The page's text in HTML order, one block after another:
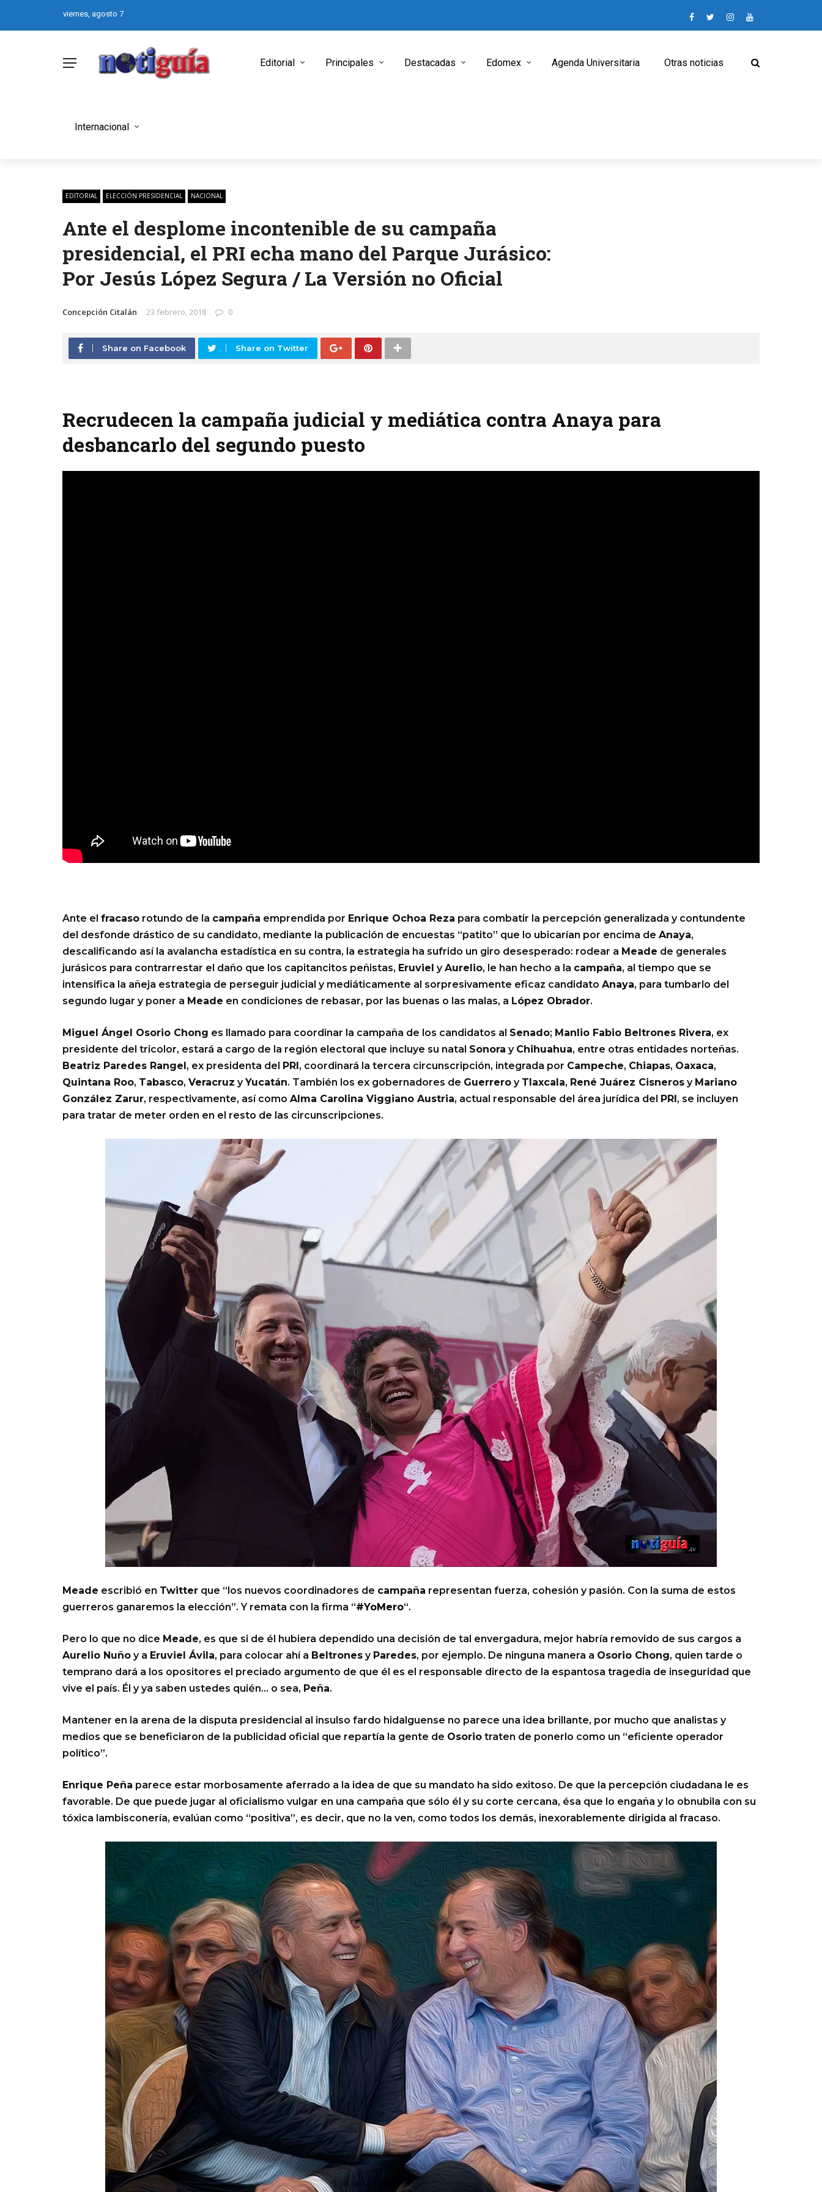
viernes, agosto 7
Editorial Principales Destacadas Edomex Agenda Universitaria Otras noticias
Internacional
EDITORIAL ELECCIÓN PRESIDENCIAL NACIONAL
Ante el desplome incontenible de su campaña
presidencial, el PRI echa mano del Parque Jurásico:
Por Jesús López Segura / La Versión no Oficial
Concepción Citalán 23 febrero, 2018 0
Share on Facebook Share on Twitter
Recrudecen la campaña judicial y mediática contra Anaya para
desbancarlo del segundo puesto
Ante el fracaso rotundo de la campaña emprendida por Enrique Ochoa Reza para combatir la percepción generalizada y contundente
del desfonde drástico de su candidato, mediante la publicación de encuestas “patito” que lo ubicarían por encima de Anaya,
descalificando así la avalancha estadística en su contra, la estrategia ha sufrido un giro desesperado: rodear a Meade de generales
jurásicos para contrarrestar el daño que los capitancitos peñistas, Eruviel yAurelio, le han hecho a la campaña, al tiempo que se
intensifica la añeja estrategia de perseguir judicial y mediáticamente al sorpresivamente eficaz candidato Anaya, para tumbarlo del
segundo lugar y poner a Meade en condiciones de rebasar, por las buenas o las malas, a López Obrador.
Miguel Ángel Osorio Chong es llamado para coordinar la campaña de los candidatos al Senado; Manlio Fabio Beltrones Rivera, ex
presidente del tricolor, estará a cargo de la región electoral que incluye su natal Sonora y Chihuahua, entre otras entidades norteñas.
Beatriz Paredes Rangel , ex presidenta del PRI , coordinará la tercera circunscripción, integrada por Campeche, Chiapas, Oaxaca,
Quintana Roo, Tabasco, Veracruz yYucatán. También los ex gobernadores de Guerrero y Tlaxcala, René Juárez Cisneros y Mariano
González Zarur, respectivamente, así como Alma Carolina Viggiano Austria, actual responsable del área jurídica del PRI , se incluyen
para tratar de meter orden en el resto de las circunscripciones.
Meade escribió en Twitter que “los nuevos coordinadores de campaña representan fuerza, cohesión y pasión. Con la suma de estos
guerreros ganaremos la elección”. Y remata con la firma “#YoMero“.
Pero lo que no dice Meade, es que si de él hubiera dependido una decisión de tal envergadura, mejor habría removido de sus cargos a
Aurelio Nuño y a Eruviel Ávila, para colocar ahí a Beltrones y Paredes, por ejemplo. De ninguna manera a Osorio Chong, quien tarde o
temprano dará a los opositores el preciado argumento de que él es el responsable directo de la espantosa tragedia de inseguridad que
vive el país. Él y ya saben ustedes quién… o sea, Peña.
Mantener en la arena de la disputa presidencial al insulso fardo hidalguense no parece una idea brillante, por mucho que analistas y
medios que se beneficiaron de la publicidad oficial que repartía la gente de Osorio traten de ponerlo como un “eficiente operador
político”.
Enrique Peña parece estar morbosamente aferrado a la idea de que su mandato ha sido exitoso. De que la percepción ciudadana le es
favorable. De que puede jugar al oficialismo vulgar en una campaña que sólo él y su corte cercana, ésa que lo engaña y lo obnubila con su
tóxica lambisconería, evalúan como “positiva”, es decir, que no la ven, como todos los demás, inexorablemente dirigida al fracaso.